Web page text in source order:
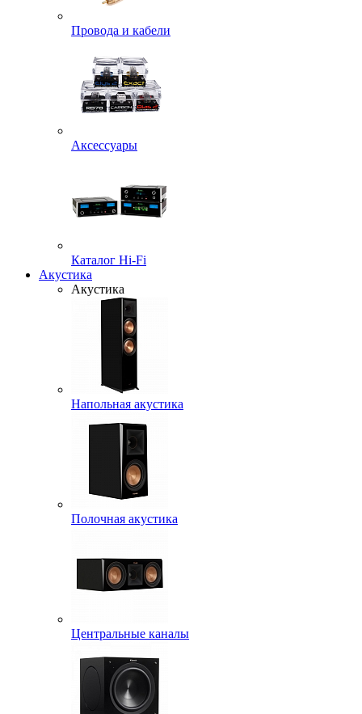
Провода и кабели
Аксессуары
Каталог Hi-Fi
Акустика
Акустика
Напольная акустика
Полочная акустика
Центральные каналы